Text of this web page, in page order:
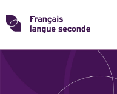
Skip
toTransformons
THÈMES